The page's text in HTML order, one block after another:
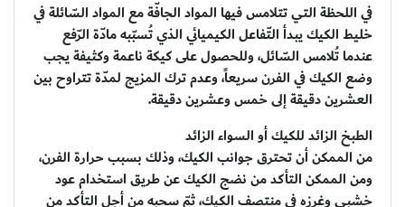
في اللحظة التي تتلامس فيها المواد الجافّة مع المواد السّائلة في
خليط الكيك يبدأ التّفاعل الكيميائي الذي تُسبّبه مادّة الرّفع
عندما تُلامس السّائل، وللحصول على كيكة ناعمة وكثيفة يجب
وضع الكيك في الفرن سريعاً، وعدم ترك المزيج لمدّة تتراوح بين
العشرين دقيقة إلى خمس وعشرين دقيقة.
الطبخ الزائد للكيك أو السواء الزائد
من الممكن أن تحترق جوانب الكيك، وذلك بسبب حرارة الفرن،
ومن الممكن التأكد من نضج الكيك عن طريق استخدام عود
خشبي وغرزه في منتصف الكيك، ثمّ سحبه من أجل التأكد من